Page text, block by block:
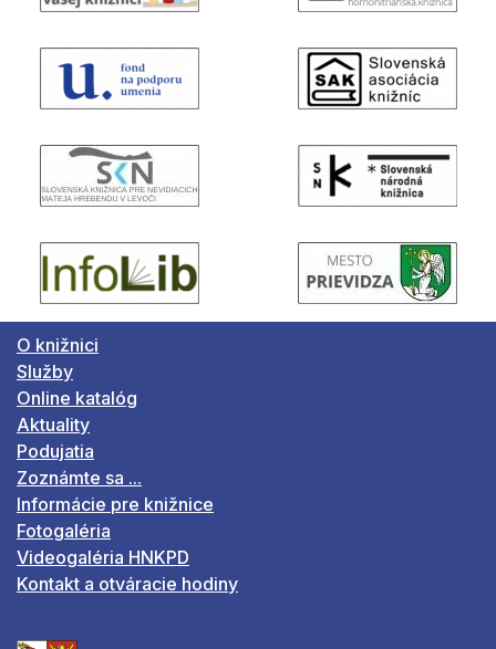
O knižnici
Služby
Online katalóg
Aktuality
Podujatia
Zoznámte sa ...
Informácie pre knižnice
Fotogaléria
Videogaléria HNKPD
Kontakt a otváracie hodiny